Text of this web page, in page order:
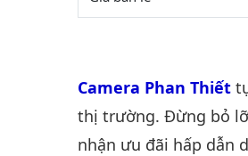
Camera Phan Thiết
thị trường. Đừng bỏ
nhận ưu đãi hấp dẫn